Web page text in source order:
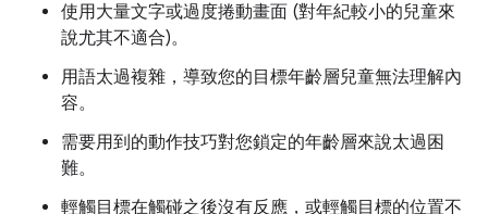
使用大量文字或過度捲動畫面 (對年紀較小的兒童來
說尤其不適合)。
用語太過複雜，導致您的目標年齡層兒童無法理解內
容。
需要用到的動作技巧對您鎖定的年齡層來說太過困
難。
輕觸目標在觸碰之後沒有反應，或輕觸目標的位置不